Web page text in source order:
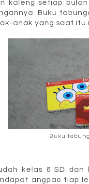
kaleng setiap
Buku
anak yang saat itu
Buku
kelas 6 SD dan
angpao tiap